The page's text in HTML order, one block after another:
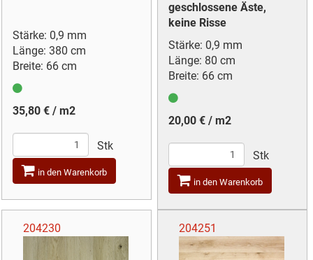
Stärke: 0,9 mm
Länge: 380 cm
Breite: 66 cm
35,80 € / m2
Stk
in den Warenkorb
geschlossene Äste,
keine Risse
Stärke: 0,9 mm
Länge: 80 cm
Breite: 66 cm
20,00 € / m2
Stk
in den Warenkorb
204230 204251